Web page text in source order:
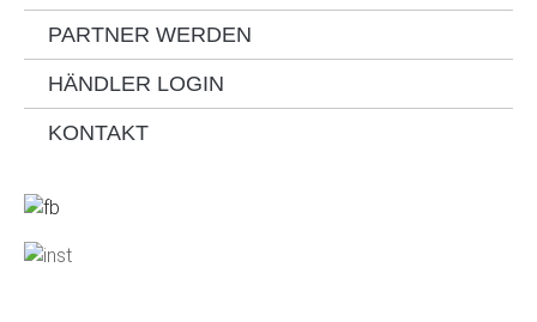
PARTNER WERDEN
HÄNDLER LOGIN
KONTAKT